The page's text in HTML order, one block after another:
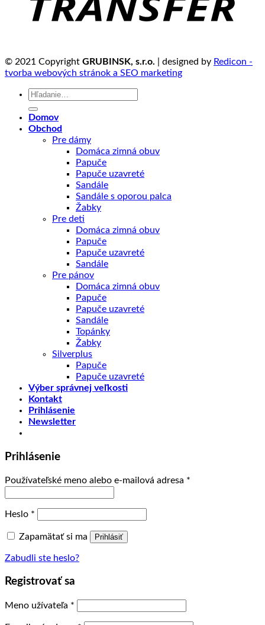
© 2021 Copyright GRUBINSK, s.r.o. | designed by Redicon -
tvorba webových stránok a SEO marketing
Hľadať:
Domov
Obchod
Pre dámy
Domáca zimná obuv
Papuče
Papuče uzavreté
Sandále
Sandále s oporou palca
Žabky
Pre deti
Domáca zimná obuv
Papuče
Papuče uzavreté
Sandále
Pre pánov
Domáca zimná obuv
Papuče
Papuče uzavreté
Sandále
Topánky
Žabky
Silverplus
Papuče
Papuče uzavreté
Výber správnej veľkosti
Kontakt
Prihlásenie
Newsletter
Prihlásenie
Používateľské meno alebo e-mailová adresa *
Heslo *
Zapamätať si ma Prihlásiť
Zabudli ste heslo?
Registrovať sa
Meno užívateľa *